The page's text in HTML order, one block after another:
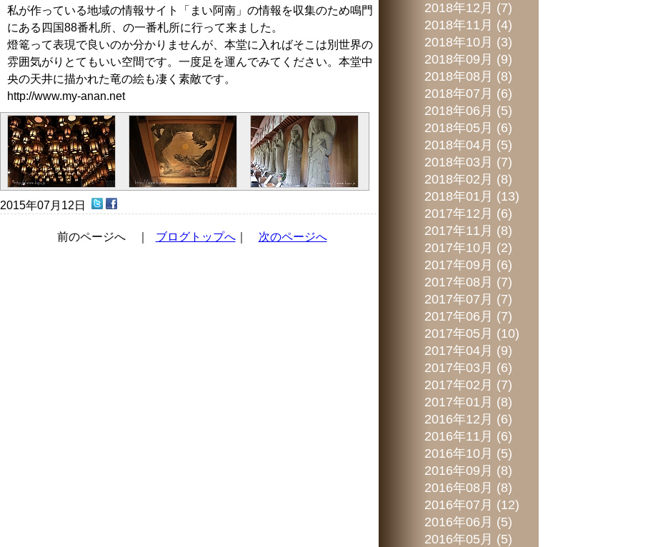
私が作っている地域の情報サイト「まい阿南」の情報を収集のため鳴門
にある四国88番札所、の一番札所に行って来ました。
燈篭って表現で良いのか分かりませんが、本堂に入ればそこは別世界の
雰囲気がりとてもいい空間です。一度足を運んでみてください。本堂中
央の天井に描かれた竜の絵も凄く素敵です。
http://www.my-anan.net
2015年07月12日
前のページへ ｜ ブログトップへ｜ 次のページへ
2018年12月 (7)
2018年11月 (4)
2018年10月 (3)
2018年09月 (9)
2018年08月 (8)
2018年07月 (6)
2018年06月 (5)
2018年05月 (6)
2018年04月 (5)
2018年03月 (7)
2018年02月 (8)
2018年01月 (13)
2017年12月 (6)
2017年11月 (8)
2017年10月 (2)
2017年09月 (6)
2017年08月 (7)
2017年07月 (7)
2017年06月 (7)
2017年05月 (10)
2017年04月 (9)
2017年03月 (6)
2017年02月 (7)
2017年01月 (8)
2016年12月 (6)
2016年11月 (6)
2016年10月 (5)
2016年09月 (8)
2016年08月 (8)
2016年07月 (12)
2016年06月 (5)
2016年05月 (5)